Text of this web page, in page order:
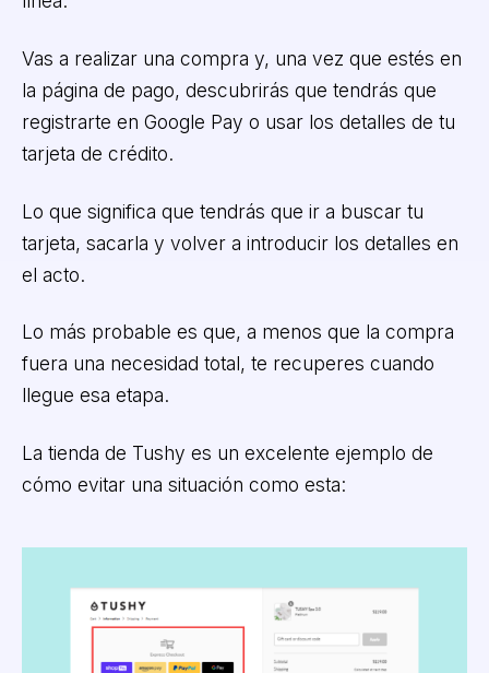
Vas a realizar una compra y, una vez que estés en
la página de pago, descubrirás que tendrás que
registrarte en Google Pay o usar los detalles de tu
tarjeta de crédito.
Lo que significa que tendrás que ir a buscar tu
tarjeta, sacarla y volver a introducir los detalles en
el acto.
Lo más probable es que, a menos que la compra
fuera una necesidad total, te recuperes cuando
llegue esa etapa.
La tienda de Tushy es un excelente ejemplo de
cómo evitar una situación como esta: